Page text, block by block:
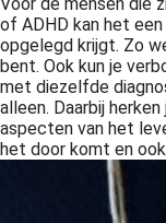
of ADHD kan het
opgelegd krijgt. Zo
bent. Ook kun je
met diezelfde
alleen. Daarbij
aspecten van het
het door komt en